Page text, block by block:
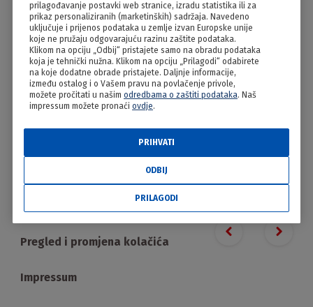
Previous slide
Next
Pregled i promjena kolačića
Impressum
prilagođavanje postavki web stranice, izradu statistika ili za
prikaz personaliziranih (marketinških) sadržaja. Navedeno
uključuje i prijenos podataka u zemlje izvan Europske unije
koje ne pružaju odgovarajuću razinu zaštite podataka.
Klikom na opciju „Odbij“ pristajete samo na obradu podataka
koja je tehnički nužna. Klikom na opciju „Prilagodi“ odabirete
na koje dodatne obrade pristajete. Daljnje informacije,
između ostalog i o Vašem pravu na povlačenje privole,
možete pročitati u našim odredbama o zaštiti podataka. Naš
impressum možete pronaći ovdje.
ODBIJ
PRIHVATI
PRILAGODI